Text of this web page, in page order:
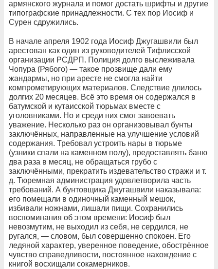
армянского журнала и помог достать шрифты и другие
типографские принадлежности. С тех пор Иосиф и
Сурен сдружились.
В начале апреля 1902 года Иосиф Джугашвили был
арестован как один из руководителей Тифлисской
организации РСДРП. Полиция долго выслеживала
Чопура (Рябого) — такое прозвище дали ему
жандармы, но при аресте не смогла найти
компрометирующих материалов. Следствие длилось
долгих 20 месяцев. Всё это время он содержался в
батумской и кутаисской тюрьмах вместе с
уголовниками. Но и среди них смог завоевать
уважение. Несколько раз он организовывал бунты
заключённых, направленные на улучшение условий
содержания. Требовал устроить нары в тюрьме
(узники спали на каменном полу), предоставлять баню
два раза в месяц, не обращаться грубо с
заключёнными, прекратить издевательство стражи и т.
д. Тюремная администрация удовлетворила часть
требований. А бунтовщика Джугашвили наказывала:
его помещали в одиночный каменный мешок,
избивали ножнами, лишали пищи. Сохранились
воспоминания об этом времени: Иосиф был
невозмутим, не выходил из себя, не сердился, не
ругался, — словом, был совершенно спокоен. Его
ледяной характер, уверенное поведение, обострённое
чувство справедливости, постоянное нахождение с
книгой восхищали сокамерников.